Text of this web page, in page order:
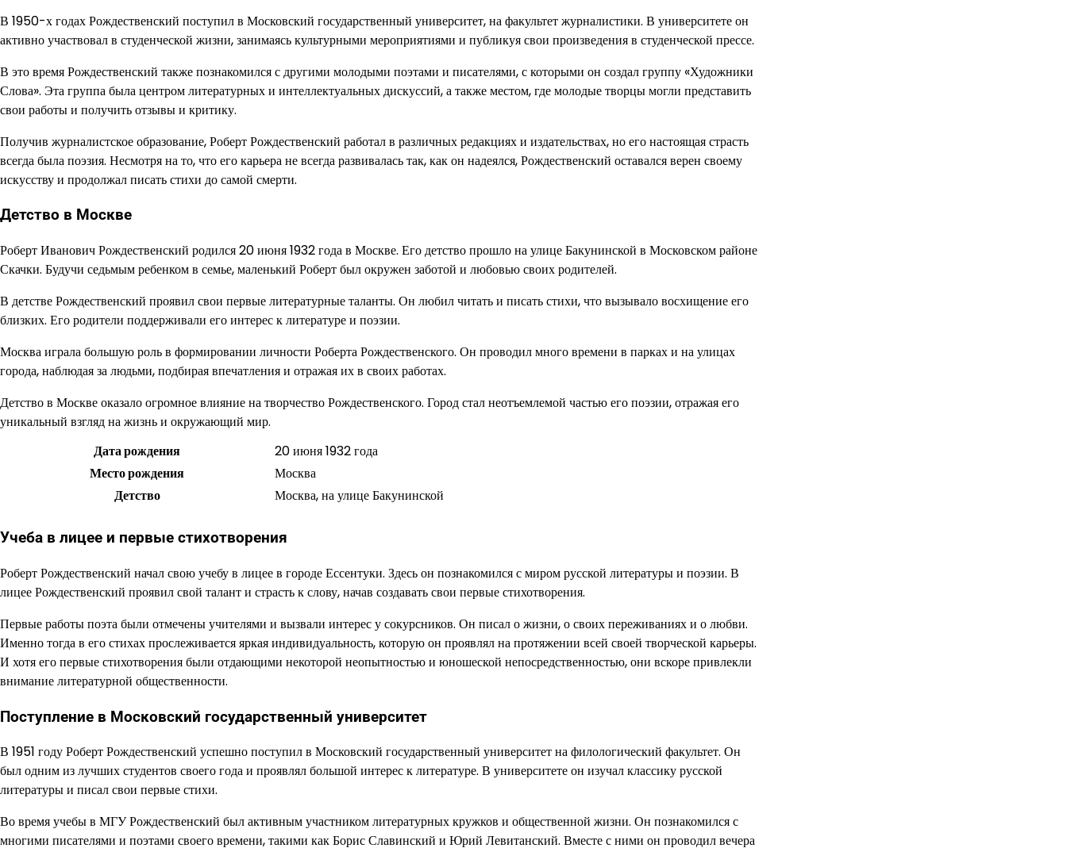
В 1950-х годах Рождественский поступил в Московский государственный университет, на факультет журналистики. В университете он
активно участвовал в студенческой жизни, занимаясь культурными мероприятиями и публикуя свои произведения в студенческой прессе.
В это время Рождественский также познакомился с другими молодыми поэтами и писателями, с которыми он создал группу «Художники
Слова». Эта группа была центром литературных и интеллектуальных дискуссий, а также местом, где молодые творцы могли представить
свои работы и получить отзывы и критику.
Получив журналистское образование, Роберт Рождественский работал в различных редакциях и издательствах, но его настоящая страсть
всегда была поэзия. Несмотря на то, что его карьера не всегда развивалась так, как он надеялся, Рождественский оставался верен своему
искусству и продолжал писать стихи до самой смерти.
Детство в Москве
Роберт Иванович Рождественский родился 20 июня 1932 года в Москве. Его детство прошло на улице Бакунинской в Московском районе
Скачки. Будучи седьмым ребенком в семье, маленький Роберт был окружен заботой и любовью своих родителей.
В детстве Рождественский проявил свои первые литературные таланты. Он любил читать и писать стихи, что вызывало восхищение его
близких. Его родители поддерживали его интерес к литературе и поэзии.
Москва играла большую роль в формировании личности Роберта Рождественского. Он проводил много времени в парках и на улицах
города, наблюдая за людьми, подбирая впечатления и отражая их в своих работах.
Детство в Москве оказало огромное влияние на творчество Рождественского. Город стал неотъемлемой частью его поэзии, отражая его
уникальный взгляд на жизнь и окружающий мир.
Дата рождения
20 июня 1932 года
Место рождения
Москва
Детство
Москва, на улице Бакунинской
Учеба в лицее и первые стихотворения
Роберт Рождественский начал свою учебу в лицее в городе Ессентуки. Здесь он познакомился с миром русской литературы и поэзии. В
лицее Рождественский проявил свой талант и страсть к слову, начав создавать свои первые стихотворения.
Первые работы поэта были отмечены учителями и вызвали интерес у сокурсников. Он писал о жизни, о своих переживаниях и о любви.
Именно тогда в его стихах прослеживается яркая индивидуальность, которую он проявлял на протяжении всей своей творческой карьеры.
И хотя его первые стихотворения были отдающими некоторой неопытностью и юношеской непосредственностью, они вскоре привлекли
внимание литературной общественности.
Поступление в Московский государственный университет
В 1951 году Роберт Рождественский успешно поступил в Московский государственный университет на филологический факультет. Он
был одним из лучших студентов своего года и проявлял большой интерес к литературе. В университете он изучал классику русской
литературы и писал свои первые стихи.
Во время учебы в МГУ Рождественский был активным участником литературных кружков и общественной жизни. Он познакомился с
многими писателями и поэтами своего времени, такими как Борис Славинский и Юрий Левитанский. Вместе с ними он проводил вечера